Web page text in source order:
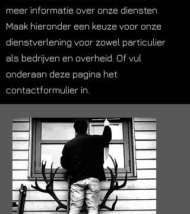
meer informatie over onze diensten.
Maak hieronder een keuze voor onze
dienstverlening voor zowel particulier
als bedrijven en overheid. Of vul
onderaan deze pagina het
contactformulier in.